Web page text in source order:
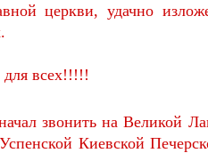
церкви, удачно
для всех!!!!!
звонить на Великой
Киевской